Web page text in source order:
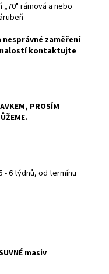
rámová a nebo
zaměření
kontaktujte
PROSÍM
- 6 týdnů, od termínu
masiv